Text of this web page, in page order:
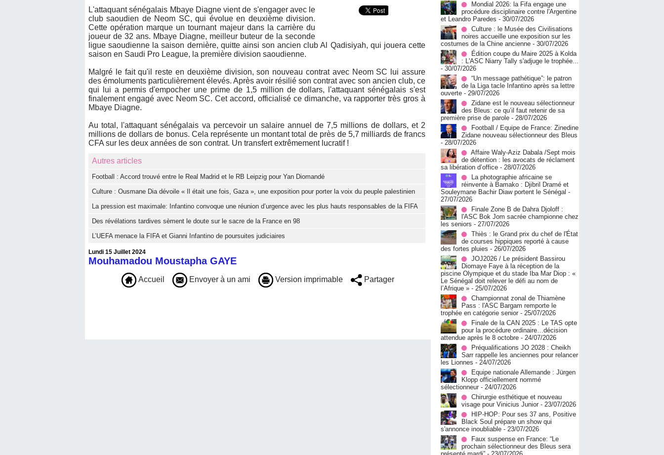
L'attaquant sénégalais Mbaye Diagne vient de s'engager avec le
club saoudien de Neom SC, qui évolue en deuxième division.
Cette opération marque un tournant majeur dans la carrière du
joueur de 32 ans. Mbaye Diagne, meilleur buteur de la seconde
ligue saoudienne la saison dernière, quitte ainsi son ancien club Al Qadisiyah, qui jouera cette
saison en Saudi Pro League, la première division saoudienne.
Malgré le fait qu'il reste en deuxième division, son nouveau contrat avec Neom SC lui assure
des émoluments particulièrement élevés. Après avoir résilié son contrat avec son ancien club, ce
qui lui a permis d'empocher une prime de 1,5 million de dollars, l'attaquant sénégalais s'est
finalement engagé avec Neom SC. Cet accord, officialisé ce dimanche, va rapporter très gros à
Mbaye Diagne.
Au total, l'attaquant sénégalais va percevoir un salaire annuel de 7,5 millions de dollars, et 2
millions de dollars de bonus. Cela représente un montant total de près de 5,7 milliards de francs
CFA sur les deux années de son contrat. Un transfert extrêmement lucratif !
Autres articles
Football : Accord trouvé entre le Real Madrid et le RB Leipzig pour Yan Diomandé
Culture : Ousmane Dia dévoile « Il était une fois, Gaza », une exposition pour porter la voix du peuple palestinien
La pression est maximale: Infantino convoque une réunion d’urgence avec les plus hauts responsables de la FIFA
Des révélations tardives sèment le doute sur le sacre de la France en 98
L’UEFA menace la FIFA et Gianni Infantino de poursuites judiciaires
Lundi 15 Juillet 2024
Mouhamadou Moustapha GAYE
Accueil Envoyer à un ami Version imprimable Partager
Mondial 2026: la Fifa engage une
procédure disciplinaire contre l'Argentine
et Leandro Paredes - 30/07/2026
Culture : le Musée des Civilisations
noires accueille une exposition sur les
costumes de la Chine ancienne - 30/07/2026
Édition coupe du Maire 2025 à Kolda
: L'ASC Niarry Tally s'adjuge le trophée...
- 30/07/2026
“Un message pathétique”: le patron
de la Liga tacle Infantino après sa lettre
ouverte - 29/07/2026
Zidane est le nouveau sélectionneur
des Bleus: ce qu’il faut retenir de sa
première prise de parole - 28/07/2026
Football / Equipe de France: Zinedine
Zidane nouveau sélectionneur des Bleus
- 28/07/2026
Affaire Waly-Aziz Dabala /Sept mois
de détention : les avocats de réclament
sa libération d’office - 28/07/2026
La photographie africaine se
réinvente à Bamako : Djibril Dramé et
Souleymane Bachir Diaw portent le Sénégal -
27/07/2026
Finale Zone B de Dahra Djoloff :
l'ASC Bok Jom sacrée championne chez
les seniors - 27/07/2026
Thiès : le Grand prix du chef de l'État
de courses hippiques reporté à cause
des fortes pluies - 26/07/2026
JOJ2026 / Le président Bassirou
Diomaye Faye à la réception de la
piscine Olympique et du stade Iba Mar Diop : «
Le Sénégal doit relever le défi au nom de
l’Afrique » - 25/07/2026
Championnat zonal de Thiamène
Pass : l'ASC Bargam remporte le
trophée en catégorie senior - 25/07/2026
Finale de la CAN 2025 : Le TAS opte
pour la procédure ordinaire…décision
attendue après le 8 octobre - 24/07/2026
Préqualifications JO 2028 : Cheikh
Sarr rappelle les anciennes pour relancer
les Lionnes - 24/07/2026
Equipe nationale Allemande : Jürgen
Klopp officiellement nommé
sélectionneur - 24/07/2026
Chirurgie esthétique et nouveau
visage pour Vinicius Junior - 23/07/2026
HIP-HOP: Pour ses 37 ans, Positive
Black Soul prépare un show qui
s'annonce inoubliable - 23/07/2026
Faux suspense en France: “Le
prochain sélectionneur des Bleus sera